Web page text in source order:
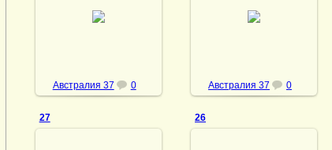
Австралия 37 0 Австралия 37 0
27 26